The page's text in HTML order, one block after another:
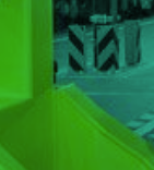
an, die
sind
legen hierbei
unserer